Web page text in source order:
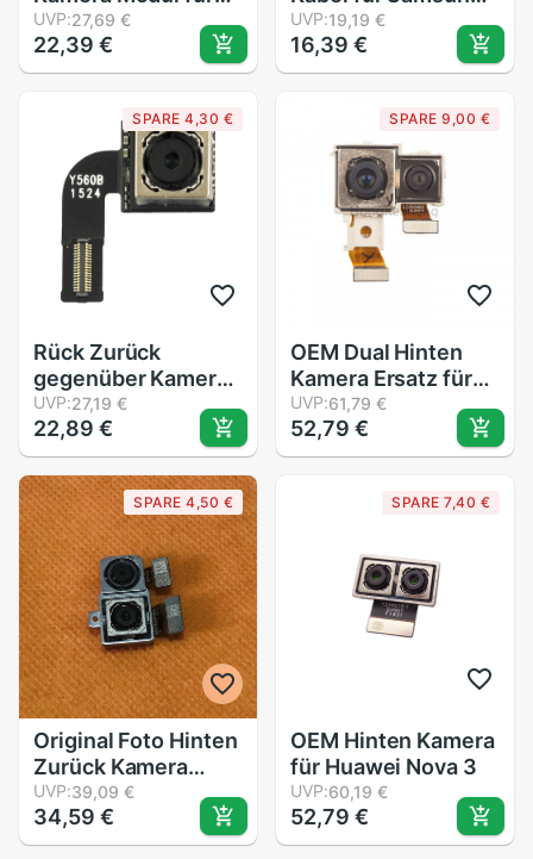
HTC EINS X9
UVP:27,69 €
22,39 €
Galaxis Hinweis 4
SM-
N910/N910A/N910V/
Kamera Ersatz teile
UVP:19,19 €
16,39 €
SPARE 4,30 €
Rück Zurück
gegenüber Kamera
Modul für Huawei
Nexus 6 p
UVP:27,19 €
22,89 €
SPARE 9,00 €
OEM Dual Hinten
Kamera Ersatz für
Huawei P30 Profi
UVP:61,79 €
52,79 €
SPARE 4,50 €
Original Foto Hinten
Zurück Kamera
12.0MP + 5.0MP
Modul Für Umidigi
EIN Helio P23 Octa
UVP:39,09 €
34,59 €
SPARE 7,40 €
OEM Hinten Kamera
für Huawei Nova 3
UVP:60,19 €
52,79 €